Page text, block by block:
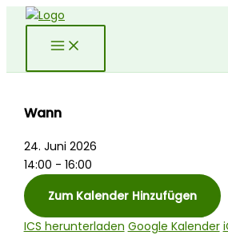
Zum
springen
Wann
24. Juni 2026
14:00 - 16:00
Zum Kalender Hinzufügen
ICS herunterladen Google Kalender